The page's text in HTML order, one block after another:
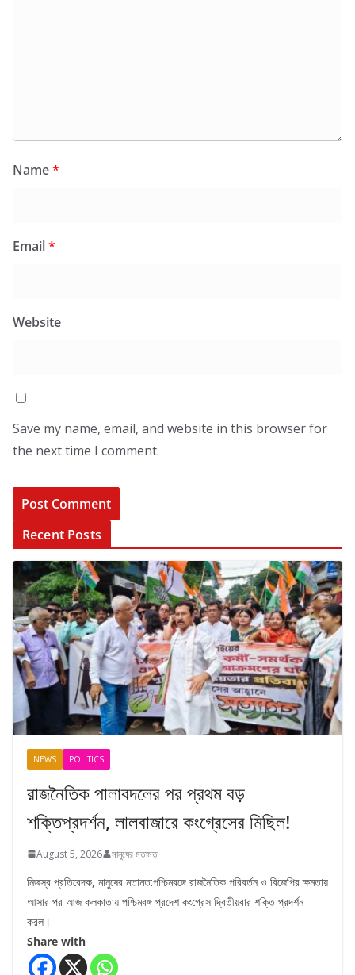
Name*
Email*
Website
Save my name, email, and website in this browser for
the next time I comment.
Recent Posts
NEWS POLITICS
রাজনৈতিক পালাবদলের পর প্রথম বড়
শক্তিপ্রদর্শন, লালবাজারে কংগ্রেসের মিছিল!
August 5, 2026 মানুষের মতামত
নিজস্ব প্রতিবেদক, মানুষের মতামত:পশ্চিমবঙ্গে রাজনৈতিক পরিবর্তন ও বিজেপির ক্ষমতায়
আসার পর আজ কলকাতায় পশ্চিমবঙ্গ প্রদেশ কংগ্রেস দ্বিতীয়বার শক্তি প্রদর্শন
করল।
Share with